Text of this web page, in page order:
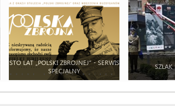
STO LAT „POLSKI ZBROJNEJ” - SERWIS
SPECJALNY
SZLAK